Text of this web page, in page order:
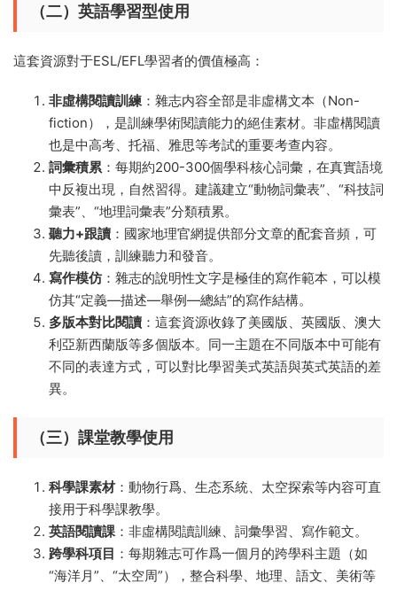
（二）英語學習型使用
這套資源對于ESL/EFL學習者的價值極高：
非虛構閱讀訓練：雜志内容全部是非虛構文本（Non-
fiction），是訓練學術閱讀能力的絕佳素材。非虛構閱讀
也是中高考、托福、雅思等考試的重要考查内容。
詞彙積累 ：每期約200-300個學科核心詞彙，在真實語境
中反複出現，自然習得。建議建立“動物詞彙表”、“科技詞
彙表”、“地理詞彙表”分類積累。
聽力+跟讀 ：國家地理官網提供部分文章的配套音頻，可
先聽後讀，訓練聽力和發音。
寫作模仿 ：雜志的說明性文字是極佳的寫作範本，可以模
仿其“定義—描述—舉例—總結”的寫作結構。
多版本對比閱讀 ：這套資源收錄了美國版、英國版、澳大
利亞新西蘭版等多個版本。同一主題在不同版本中可能有
不同的表達方式，可以對比學習美式英語與英式英語的差
異。
（三）課堂教學使用
科學課素材：動物行爲、生态系統、太空探索等内容可直
接用于科學課教學。
英語閱讀課：非虛構閱讀訓練、詞彙學習、寫作範文。
跨學科項目 ：每期雜志可作爲一個月的跨學科主題（如
“海洋月”、“太空周”），整合科學、地理、語文、美術等